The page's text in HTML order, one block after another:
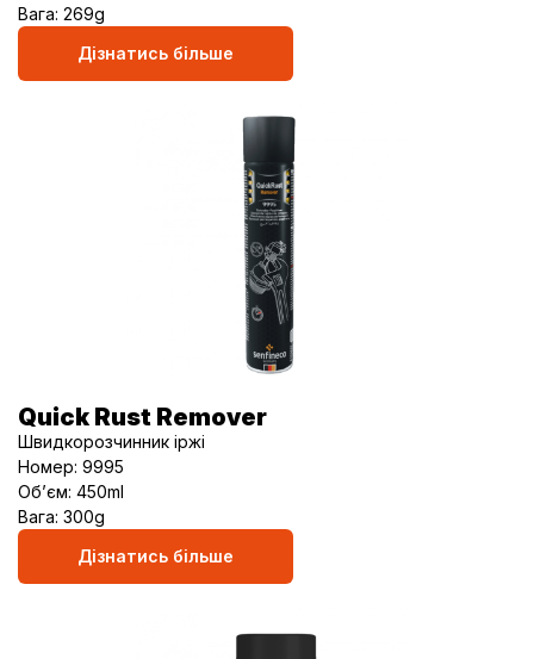
Вага: 269g
Дізнатись більше
Quick Rust Remover
Швидкорозчинник іржі
Номер: 9995
Об’єм: 450ml
Вага: 300g
Дізнатись більше